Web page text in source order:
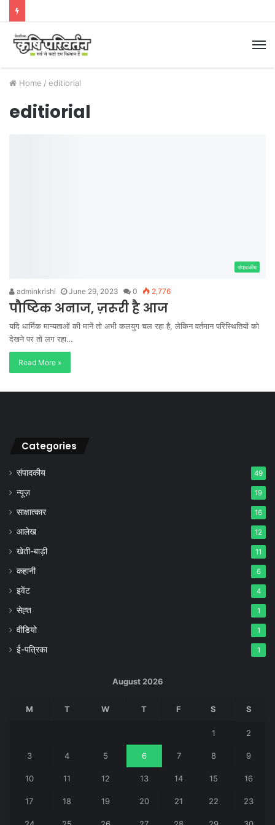
Home / editiorial
editiorial
संपादकीय
adminkrishi June 29, 2023 0 2,776
पौष्टिक अनाज, ज़रूरी है आज
यदि धार्मिक मान्यताओं की मानें तो अभी कलयुग चल रहा है, लेकिन वर्तमान परिस्थितियों को
देखने पर तो लग रहा…
Read More »
Categories
संपादकीय 49
न्यूज़ 19
साक्षात्कार 16
आलेख 12
खेती-बाड़ी 11
कहानी 6
इवेंट 4
सेह्त 1
वीडियो 1
ई-पत्रिका 1
August 2026
M T W T F S S
1 2
3 4 5 6 7 8 9
10 11 12 13 14 15 16
17 18 19 20 21 22 23